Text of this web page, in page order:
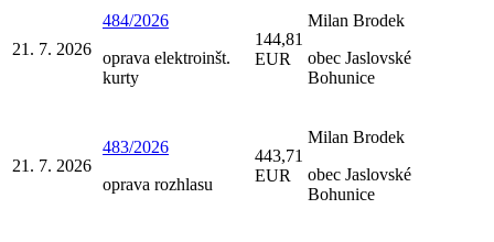
21. 7. 2026
484/2026
oprava elektroinšt.
kurty
144,81
EUR
Milan Brodek
obec Jaslovské
Bohunice
21. 7. 2026
483/2026
oprava rozhlasu
443,71
EUR
Milan Brodek
obec Jaslovské
Bohunice